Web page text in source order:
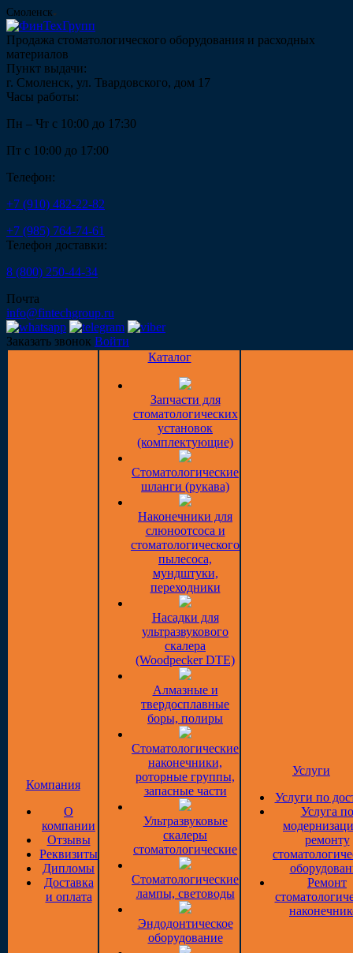
Смоленск
Продажа стоматологического оборудования и расходных
материалов
Пункт выдачи:
г. Смоленск, ул. Твардовского, дом 17
Часы работы:
Пн – Чт с 10:00 до 17:30
Пт с 10:00 до 17:00
Телефон:
+7 (910) 482-22-82
+7 (985) 764-74-61
Телефон доставки:
8 (800) 250-44-34
Почта
info@fintechgroup.ru
Заказать звонок Войти
Компания
О
компании
Отзывы
Реквизиты
Дипломы
Доставка
и оплата
Каталог
Запчасти для
стоматологических
установок
(комплектующие)
Стоматологические
шланги (рукава)
Наконечники для
слюноотсоса и
стоматологического
пылесоса,
мундштуки,
переходники
Насадки для
ультразвукового
скалера
(Woodpecker DTE)
Алмазные и
твердосплавные
боры, полиры
Стоматологические
наконечники,
роторные группы,
запасные части
Ультразвуковые
скалеры
стоматологические
Стоматологические
лампы, световоды
Эндодонтическое
оборудование
Услуги
Услуги по
Услуга по
ремонту
Ремонт